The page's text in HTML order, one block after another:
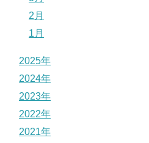
2月
1月
2025年
2024年
2023年
2022年
2021年